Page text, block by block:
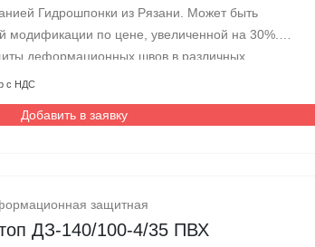
Гидрошпонки из Рязани. Может быть
модификации по цене, увеличенной на 30%.
деформационных швов в различных
с НДС
Добавить в заявку
защитная
ДЗ-140/100-4/35 ПВХ